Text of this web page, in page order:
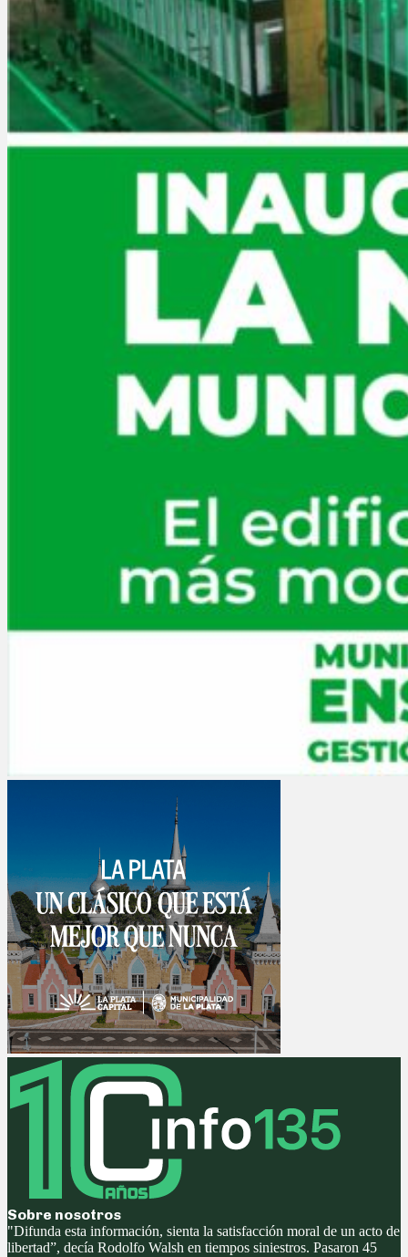
Sobre nosotros
"Difunda esta información, sienta la satisfacción moral de un acto de
libertad”, decía Rodolfo Walsh en tiempos siniestros. Pasaron 45